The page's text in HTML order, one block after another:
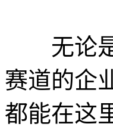
无论是
赛道的企
都能在这